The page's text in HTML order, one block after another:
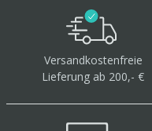
Versandkostenfreie
Lieferung ab 200,- €